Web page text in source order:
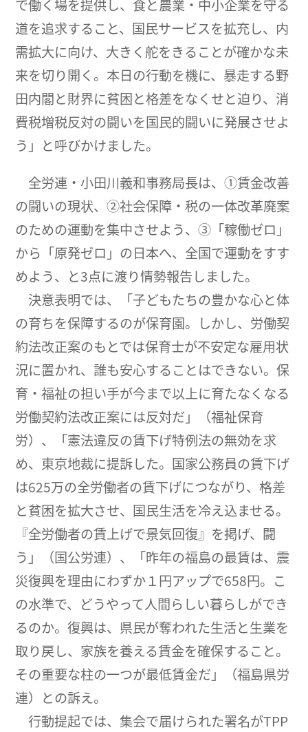
で働く場を提供し、食と農業・中小企業を守る
道を追求すること、国民サービスを拡充し、内
需拡大に向け、大きく舵をきることが確かな未
来を切り開く。本日の行動を機に、暴走する野
田内閣と財界に貧困と格差をなくせと迫り、消
費税増税反対の闘いを国民的闘いに発展させよ
う」と呼びかけました。
全労連・小田川義和事務局長は、①賃金改善
の闘いの現状、②社会保障・税の一体改革廃案
のための運動を集中させよう、③「稼働ゼロ」
から「原発ゼロ」の日本へ、全国で運動をすす
めよう、と3点に渡り情勢報告しました。
決意表明では、「子どもたちの豊かな心と体
の育ちを保障するのが保育園。しかし、労働契
約法改正案のもとでは保育士が不安定な雇用状
況に置かれ、誰も安心することはできない。保
育・福祉の担い手が今まで以上に育たなくなる
労働契約法改正案には反対だ」（福祉保育
労）、「憲法違反の賃下げ特例法の無効を求
め、東京地裁に提訴した。国家公務員の賃下げ
は625万の全労働者の賃下げにつながり、格差
と貧困を拡大させ、国民生活を冷え込ませる。
『全労働者の賃上げで景気回復』を掲げ、闘
う」（国公労連）、「昨年の福島の最賃は、震
災復興を理由にわずか１円アップで658円。こ
の水準で、どうやって人間らしい暮らしができ
るのか。復興は、県民が奪われた生活と生業を
取り戻し、家族を養える賃金を確保すること。
その重要な柱の一つが最低賃金だ」（福島県労
連）との訴え。
行動提起では、集会で届けられた署名がTPP